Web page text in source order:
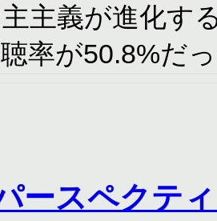
主義が進化す
率が50.8%だ
ースペクテ